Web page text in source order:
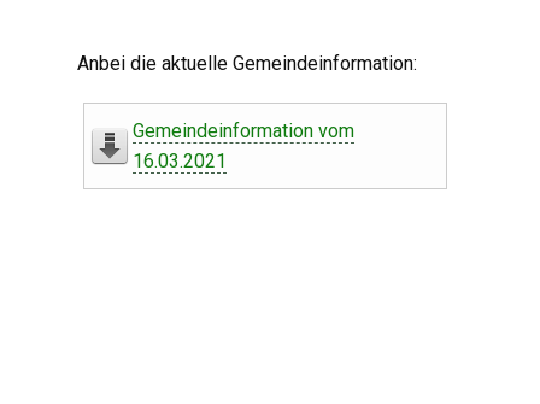
Leben in Oberdorf
Anbei die aktuelle Gemeindeinformation:
Gemeindeinformation vom
16.03.2021